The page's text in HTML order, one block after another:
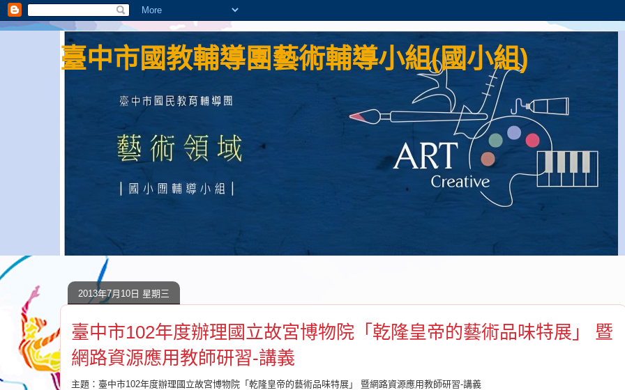
臺中市國教輔導團藝術輔導小組(國小組)
2013年7月10日 星期三
臺中市102年度辦理國立故宮博物院「乾隆皇帝的藝術品味特展」 暨
網路資源應用教師研習-講義
主題：臺中市102年度辦理國立故宮博物院「乾隆皇帝的藝術品味特展」 暨網路資源應用教師研習-講義